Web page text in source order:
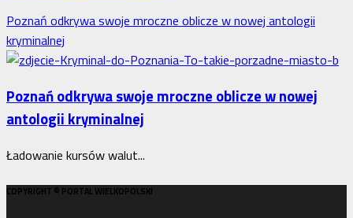
decyzję
Poznań odkrywa swoje mroczne oblicze w nowej antologii
kryminalnej
Poznań odkrywa swoje mroczne oblicze w nowej
antologii kryminalnej
Ładowanie kursów walut...
COPYRIGHT © PORTAL WIELKOPOLSKI